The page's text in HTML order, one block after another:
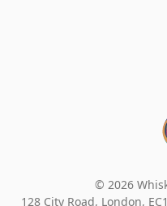
© 2026
128 City Road, London,